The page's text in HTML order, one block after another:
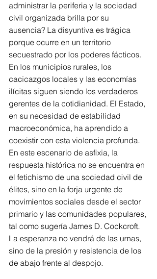
administrar la periferia y la sociedad
civil organizada brilla por su
ausencia? La disyuntiva es trágica
porque ocurre en un territorio
secuestrado por los poderes fácticos.
En los municipios rurales, los
cacicazgos locales y las economías
ilícitas siguen siendo los verdaderos
gerentes de la cotidianidad. El Estado,
en su necesidad de estabilidad
macroeconómica, ha aprendido a
coexistir con esta violencia profunda.
En este escenario de asfixia, la
respuesta histórica no se encuentra en
el fetichismo de una sociedad civil de
élites, sino en la forja urgente de
movimientos sociales desde el sector
primario y las comunidades populares,
tal como sugería James D. Cockcroft.
La esperanza no vendrá de las urnas,
sino de la presión y resistencia de los
de abajo frente al despojo.